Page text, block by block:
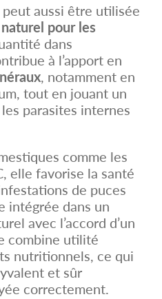
aussi être utilisée
pour les
dans
à l’apport en
, notamment en
tout en jouant un
parasites internes
comme les
elle favorise la santé
de puces
intégrée dans un
avec l’accord d’un
combine utilité
nutritionnels, ce qui
et sûr
correctement.